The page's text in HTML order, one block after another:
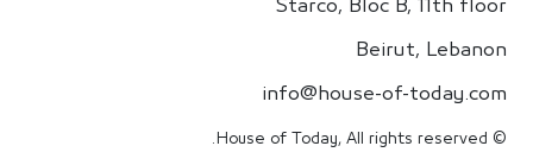
Starco, Bloc B, 11th floor
Beirut, Lebanon
info@house-of-today.com
© House of Today, All rights reserved.